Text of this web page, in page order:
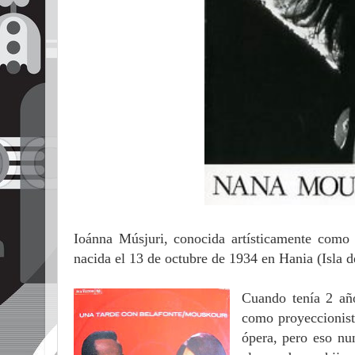
Ioánna Músjuri, conocida artísticamente como
nacida el 13 de octubre de 1934 en Hania (Isla
Cuando tenía 2
como
ópera, pero eso